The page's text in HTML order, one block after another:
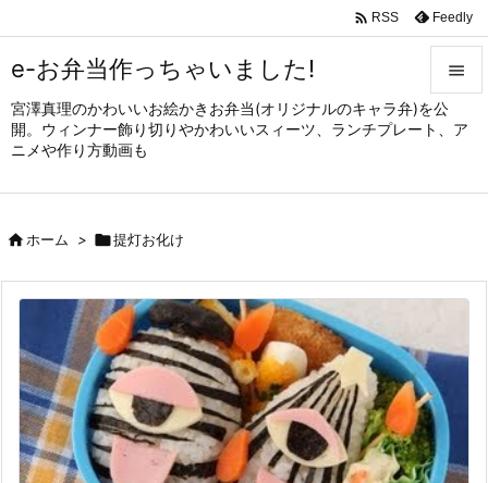
e-お弁当作っちゃいました!
宮澤真理のかわいいお絵かきお弁当(オリジナルのキャラ弁)を公
開。ウィンナー飾り切りやかわいいスィーツ、ランチプレート、ア
ニメや作り方動画も


メニュ
サイド

検索
 RSS Feedly
ホーム > 提灯お化け